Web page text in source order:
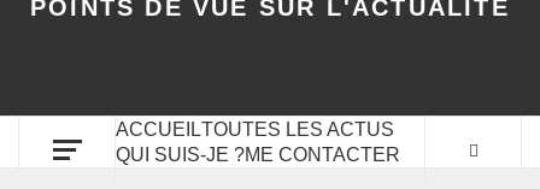
POINTS DE VUE SUR L'ACTUALITÉ
ACCUEILTOUTES LES ACTUS
QUI SUIS-JE ?ME CONTACTER